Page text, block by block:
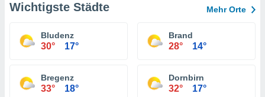
Wichtigste Städte Mehr Orte
Bludenz
30° 17°
Brand
28° 14°
Bregenz
33° 18°
Dornbirn
32° 17°